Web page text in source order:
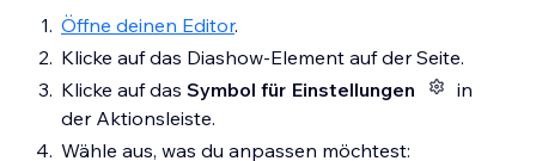
Elements eckiger oder runder, indem
du den Regler unter „Radius“ ziehst.
Klicke auf das Symbol fürEinzelne
Ecken bearbeiten
separat zu gestalten.
Öffne deinen Editor.
Klicke auf das Diashow-Element auf der Seite.
Klicke auf das Symbol für Einstellungen
in
der Aktionsleiste.
Wähle aus, was du anpassen möchtest: